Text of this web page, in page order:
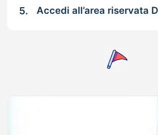
5. Accedi all’area riservata